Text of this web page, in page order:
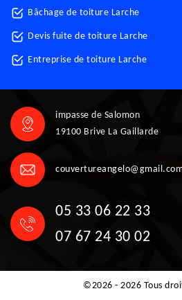
Bâchage de toiture Larche
Devis fuite de toiture Larche
Entreprise de toiture Larche
impasse de Salomon
19100 Brive La Gaillarde
05 33 06 22 33
07 67 24 30 02
©2026 - 2026 Tous